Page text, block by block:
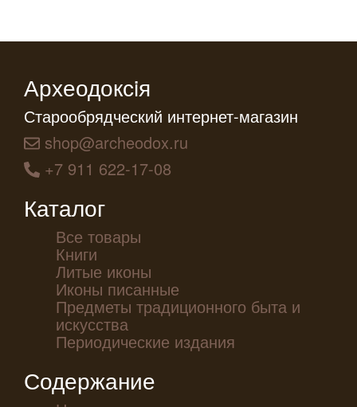
Археодоксiя
Старообрядческий интернет-магазин
shop@archeodox.ru
+7 911 622-17-08
Каталог
Все товары
Книги
Литые иконы
Иконы писанные
Предметы традиционного быта и
искусства
Периодические издания
Содержание